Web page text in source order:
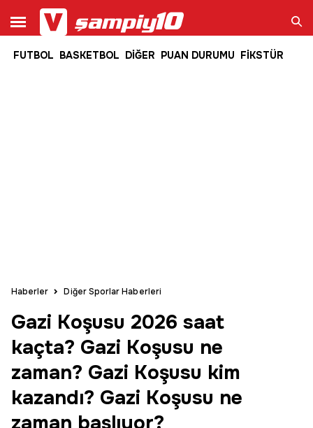
FUTBOL BASKETBOL DİĞER PUAN DURUMU FİKSTÜRAra
Haberler Diğer Sporlar Haberleri
Gazi Koşusu 2026 saat
kaçta? Gazi Koşusu ne
zaman? Gazi Koşusu kim
kazandı? Gazi Koşusu ne